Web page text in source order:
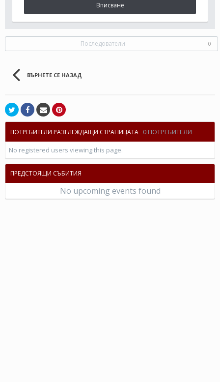
Вписване
Последователи 0
ВЪРНЕТЕ СЕ НАЗАД
ПОТРЕБИТЕЛИ РАЗГЛЕЖДАЩИ СТРАНИЦАТА 0 ПОТРЕБИТЕЛИ
No registered users viewing this page.
ПРЕДСТОЯЩИ СЪБИТИЯ
No upcoming events found